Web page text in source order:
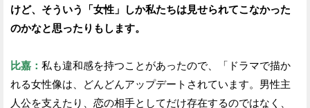
けど、そういう「女性」しか私たちは見せられてこなかった
のかなと思ったりもします。
比嘉： 私も違和感を持つことがあったので、「ドラマで描か
れる女性像は、どんどんアップデートされています。男性主
人公を支えたり、恋の相手としてだけ存在するのではなく、